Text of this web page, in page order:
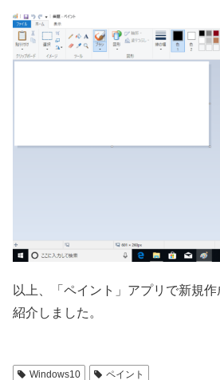
以上、「ペイント」アプリで新規
紹介しました。
Windows10 ペイント